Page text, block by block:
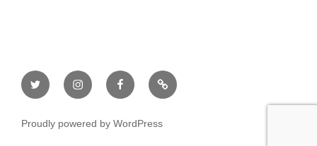
pre
婚
pre
婚
pre
婚
pre
婚
Proudly powered by WordPress